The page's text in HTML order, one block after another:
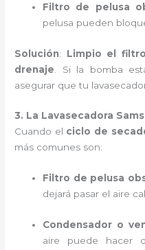
Filtro de pelusa
pelusa pueden
Solución: Limpio el filtro
drenaje . Si la bomba
asegurar que tu
3. La Lavasecadora
Cuando el ciclo de
más comunes son:
Filtro de pelusa
dejará pasar el aire
Condensador o
aire puede hacer